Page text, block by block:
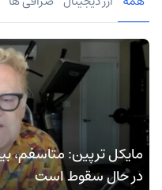
در حال سقوط است